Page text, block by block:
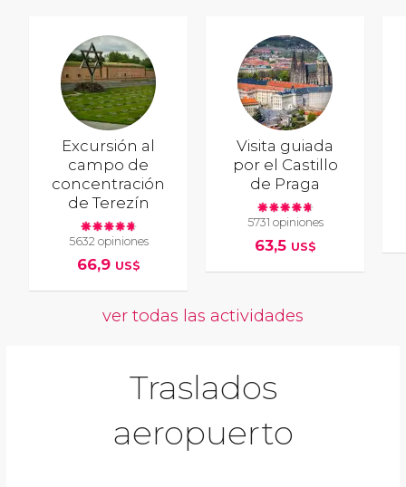
Excursión al
campo de
concentración
de Terezín
5632 opiniones
66,9 US$
Visita guiada
por el Castillo
de Praga
5731 opiniones
63,5 US$
ver todas las actividades
Traslados
aeropuerto